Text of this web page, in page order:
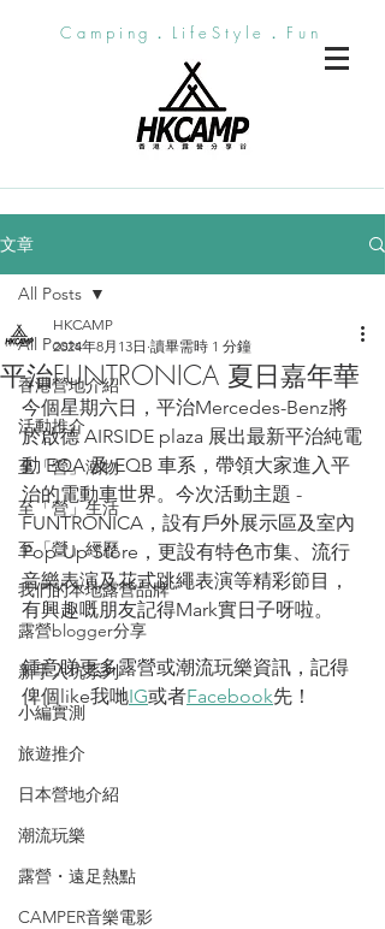
Camping．LifeStyle．Fun
文章
All Posts
香港營地介紹
活動推介
至「營」潮物
至「營」生活
至「營」經歷
我們的本地露營品牌
露營blogger分享
新手入坑系列
小編實測
旅遊推介
日本營地介紹
潮流玩樂
露營・遠足熱點
CAMPER音樂電影
All Posts
平治FUNTRONICA 夏日嘉年華
HKCAMP
2024年8月13日 讀畢需時 1 分鐘
今個星期六日，平治Mercedes-Benz將
於啟德 AIRSIDE plaza 展出最新平治純電
動 EQA 及 EQB 車系，帶領大家進入平
治的電動車世界。今次活動主題 -
FUNTRONICA，設有戶外展示區及室內
Pop-Up Store，更設有特色市集、流行
音樂表演及花式跳繩表演等精彩節目，
有興趣嘅朋友記得Mark實日子呀啦。
鍾意睇更多露營或潮流玩樂資訊，記得
俾個like我哋IG或者Facebook先！